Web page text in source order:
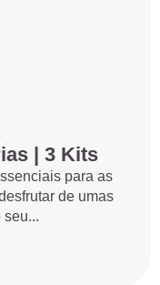
| 3 Kits
para as
de umas
seu...